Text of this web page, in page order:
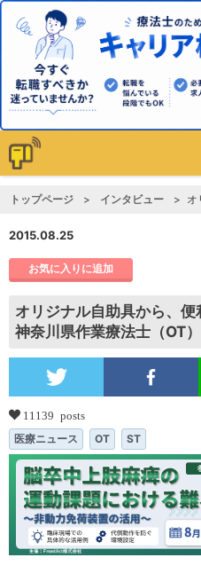
トップページ インタビュー オリ
2015.08.25
お気に入りに追加
オリジナル自助具から、便
神奈川県作業療法士（OT
11139 posts
医療ニュース OT ST